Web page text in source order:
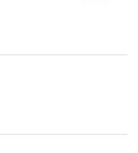
38.00€.